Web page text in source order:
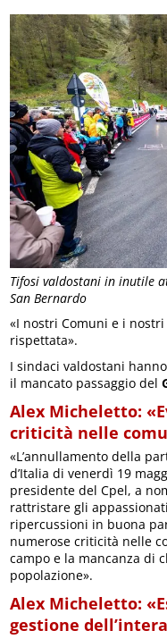
Tifosi valdostani in inutile
San Bernardo
«I nostri Comuni e i
rispettata».
I sindaci valdostani
il mancato passaggio del
Alex Micheletto:
criticità nelle
«L’annullamento della
d’Italia di venerdì 19
presidente del Cpel, a
rattristare gli
ripercussioni in buona
numerose criticità nelle
campo e la mancanza di
popolazione».
Alex Micheletto:
gestione